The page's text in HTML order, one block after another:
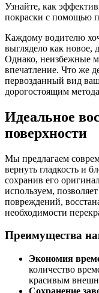
Узнайте, как
покраски с помощью
Каждому водителю
выглядело как новое,
Однако, неизбежные
впечатление. Что же
первозданный вид
дорогостоящим
Идеальное
поверхности
Мы предлагаем
вернуть гладкость и
сохранив его
используем,
повреждений,
необходимости
Преимущества
Экономия
количество
красивым
Сохранение